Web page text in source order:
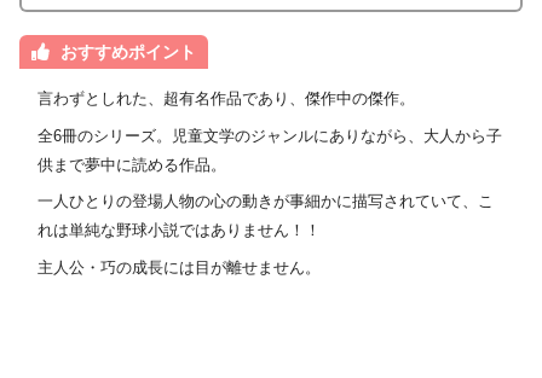
おすすめポイント
言わずとしれた、超有名作品であり、傑作中の傑作。
全6冊のシリーズ。児童文学のジャンルにありながら、大人から子
供まで夢中に読める作品。
一人ひとりの登場人物の心の動きが事細かに描写されていて、こ
れは単純な野球小説ではありません！！
主人公・巧の成長には目が離せません。